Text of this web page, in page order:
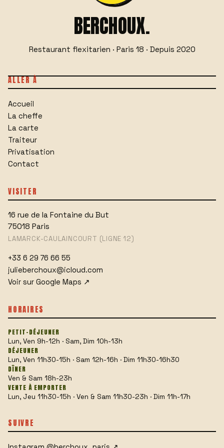
BERCHOUX.
Restaurant flexitarien · Paris 18 · Depuis 2020
ALLER À
Accueil
La cheffe
La carte
Traiteur
Privatisation
Contact
VISITER
16 rue de la Fontaine du But
75018 Paris
LAMARCK-CAULAINCOURT (LIGNE 12)
+33 6 29 76 66 55
julieberchoux@icloud.com
Voir sur Google Maps ↗
HORAIRES
PETIT-DÉJEUNER
Lun, Ven 9h-12h · Sam, Dim 10h-13h
DÉJEUNER
Lun, Ven 11h30-15h · Sam 12h-16h · Dim 11h30-16h30
DÎNER
Ven & Sam 18h-23h
VENTE À EMPORTER
Lun, Jeu 11h30-15h · Ven & Sam 11h30-23h · Dim 11h-17h
SUIVRE